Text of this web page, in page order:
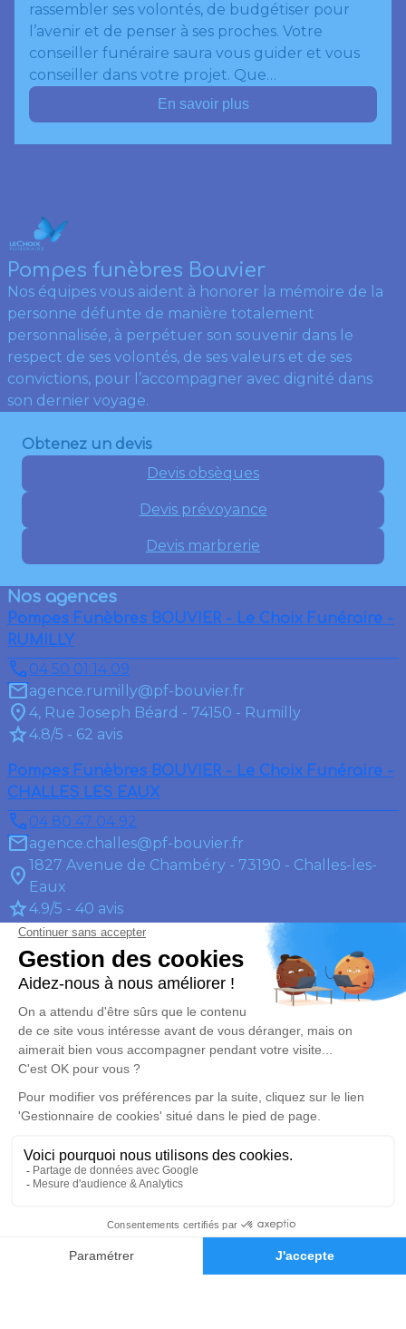
Demande de devis
rassembler ses volontés, de budgétiser pour
l’avenir et de penser à ses proches. Votre
conseiller funéraire saura vous guider et vous
conseiller dans votre projet. Que…
En savoir plus
Pompes funèbres Bouvier
Nos équipes vous aident à honorer la mémoire de la
personne défunte de manière totalement
personnalisée, à perpétuer son souvenir dans le
respect de ses volontés, de ses valeurs et de ses
convictions, pour l’accompagner avec dignité dans
son dernier voyage.
Obtenez un devis
Devis obsèques
Devis prévoyance
Devis marbrerie
Nos agences
Pompes Funèbres BOUVIER - Le Choix Funéraire -
RUMILLY
04 50 01 14 09
agence.rumilly@pf-bouvier.fr
4, Rue Joseph Béard - 74150 - Rumilly
4.8/5 - 62 avis
Pompes Funèbres BOUVIER - Le Choix Funéraire -
CHALLES LES EAUX
04 80 47 04 92
agence.challes@pf-bouvier.fr
1827 Avenue de Chambéry - 73190 - Challes-les-
Eaux
4.9/5 - 40 avis
Pompes Funèbres BOUVIER - Le Choix Funéraire -
AIX LES BAINS
Agence.aix@pf-bouvier.fr
27 Avenue du Grand Port - 73100 - Aix-les-Bains
4.8/5 - 38 avis
Pompes Funèbres BOUVIER - Le Choix Funéraire -
BELLEY
04 79 87 95 79
agence.belley@pf-bouvier.fr
ZI de Coron/ ZAC Rivoire - 01300 - Belley
Nos Services
Organiser des Obsèques
Liens utiles
Avis de décès